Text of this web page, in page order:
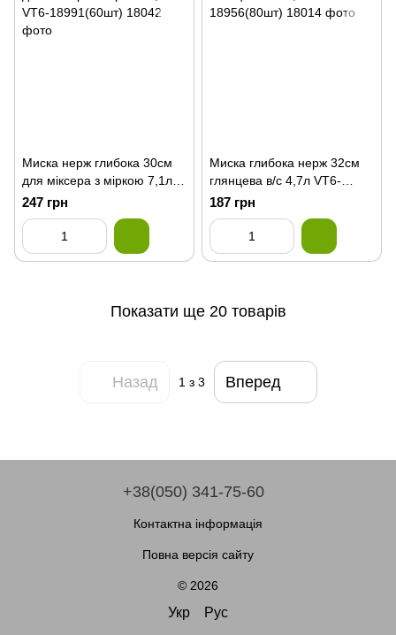
Миска нерж глибока 30см
для міксера з міркою 7,1л
VT6-18991(60шт)
247 грн
Миска глибока нерж 32см
глянцева в/с 4,7л VT6-
18956(80шт)
187 грн
Показати ще 20 товарів
Назад 1 з 3 Вперед
+38(050) 341-75-60
Контактна інформація
Повна версія сайту
© 2026
Укр Рус